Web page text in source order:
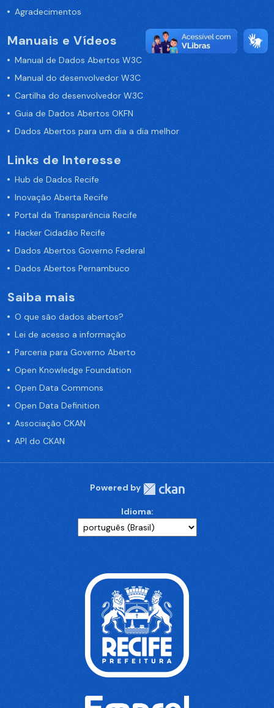
Agradecimentos
Manuais e Vídeos
Manual de Dados Abertos W3C
Manual do desenvolvedor W3C
Cartilha do desenvolvedor W3C
Guia de Dados Abertos OKFN
Dados Abertos para um dia a dia melhor
Links de Interesse
Hub de Dados Recife
Inovação Aberta Recife
Portal da Transparência Recife
Hacker Cidadão Recife
Dados Abertos Governo Federal
Dados Abertos Pernambuco
Saiba mais
O que são dados abertos?
Lei de acesso a informação
Parceria para Governo Aberto
Open Knowledge Foundation
Open Data Commons
Open Data Definition
Associação CKAN
API do CKAN
Powered by
Idioma